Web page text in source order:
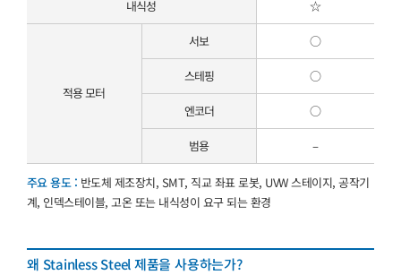
내식성 ☆
적용 모터
서보 ○
스테핑 ○
엔코더 ○
범용 –
주요 용도 : 반도체 제조장치, SMT, 직교 좌표 로봇, UVW 스테이지, 공작기
계, 인덱스테이블, 고온 또는 내식성이 요구 되는 환경
왜 Stainless Steel 제품을 사용하는가?